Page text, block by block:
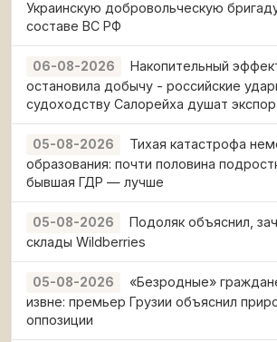
Украинскую добровольческую
составе ВС РФ
06-08-2026
Накопительный
остановила добычу - российские
судоходству Салорейха душат
05-08-2026
Тихая катастрофа
образования: почти половина
бывшая ГДР — лучше
05-08-2026
Подоляк объяснил,
склады Wildberries
05-08-2026
«Безродные»
извне: премьер Грузии объяснил
оппозиции